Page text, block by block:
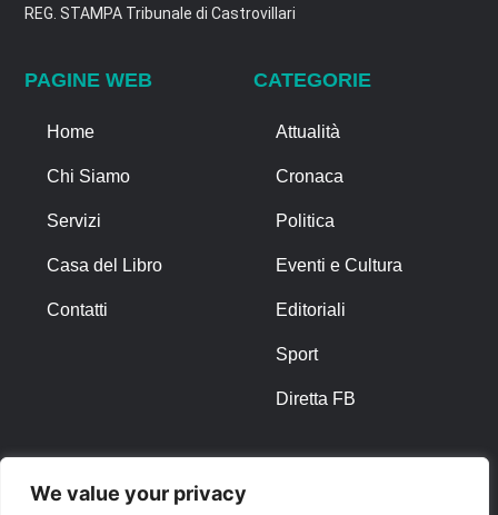
We value your privacy
REG. STAMPA Tribunale di Castrovillari
PAGINE WEB
Home
Chi Siamo
Servizi
Casa del Libro
Contatti
CATEGORIE
Attualità
Cronaca
Politica
Eventi e Cultura
Editoriali
Sport
Diretta FB